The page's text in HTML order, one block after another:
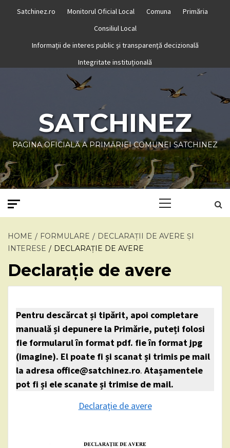
Satchinez.ro Monitorul Oficial Local Comuna
Primăria
Consiliul Local
Informații de interes public și transparență decizională
Integritate instituțională
SATCHINEZ
PAGINA OFICIALĂ A PRIMĂRIEI COMUNEI SATCHINEZ
HOME FORMULARE
DECLARAȚII DE AVERE ȘI
INTERESE
DECLARAȚIE DE AVERE
Declarație de avere
Pentru descărcat și tipărit, apoi completare
manuală și depunere la Primărie, puteți folosi
fie formularul în format pdf. fie în format jpg
(imagine). El poate fi și scanat și trimis pe mail
la adresa office@satchinez.ro. Atașamentele
pot fi și ele scanate și trimise de mail.
Declarație de avere